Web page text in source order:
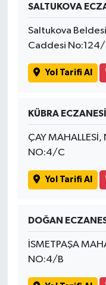
SALTUKOVA
Saltukova
Caddesi
Yol Tarifi Al
KÜBRA ECZANESİ
ÇAY MAHALLESİ,
NO:4/C
Yol Tarifi Al
DOĞAN
İSMETPAŞA
NO:4/B